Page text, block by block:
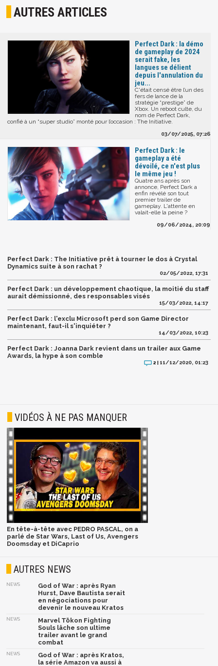
AUTRES ARTICLES
Perfect Dark : la démo
de gameplay de 2024
serait fake, les
langues se délient
depuis l'annulation du
jeu...
C'était censé être l’un des
fers de lance de la
stratégie “prestige” de
Xbox. Un reboot culte, du
nom de Perfect Dark,
confié à un “super studio” monté pour l’occasion : The Initiative.
03/07/2025, 07:26
Perfect Dark : le
gameplay a été
dévoilé, ce n'est plus
le même jeu !
Quatre ans après son
annonce, Perfect Dark a
enfin révélé son tout
premier trailer de
gameplay. L'attente en
valait-elle la peine ?
09/06/2024, 20:09
Perfect Dark : The Initiative prêt à tourner le dos à Crystal
Dynamics suite à son rachat ?
02/05/2022, 17:31
Perfect Dark : un développement chaotique, la moitié du staff
aurait démissionné, des responsables visés
15/03/2022, 14:17
Perfect Dark : l'exclu Microsoft perd son Game Director
maintenant, faut-il s'inquiéter ?
14/03/2022, 10:23
Perfect Dark : Joanna Dark revient dans un trailer aux Game
Awards, la hype à son comble
2 | 11/12/2020, 01:23
VIDÉOS À NE PAS MANQUER
En tête-à-tête avec PEDRO PASCAL, on a
parlé de Star Wars, Last of Us, Avengers
Doomsday et DiCaprio
AUTRES NEWS
NEWS
God of War : après Ryan
Hurst, Dave Bautista serait
en négociations pour
devenir le nouveau Kratos
NEWS
Marvel Tōkon Fighting
Souls lâche son ultime
trailer avant le grand
combat
NEWS
God of War : après Kratos,
la série Amazon va aussi à